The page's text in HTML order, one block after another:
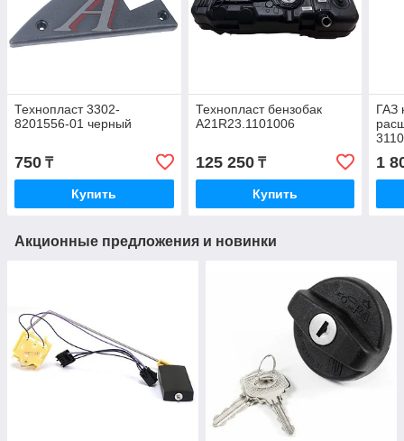
Технопласт 3302-
8201556-01 черный
750 ₸
Купить
Технопласт бензобак
А21R23.1101006
125 250₸
Купить
ГАЗ
1
Акционные предложения и новинки